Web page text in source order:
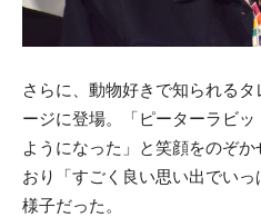
さらに、動物好きで知られる
ージに登場。「ピーターラビ
ようになった」と笑顔をのぞ
おり「すごく良い思い出でい
様子だった。